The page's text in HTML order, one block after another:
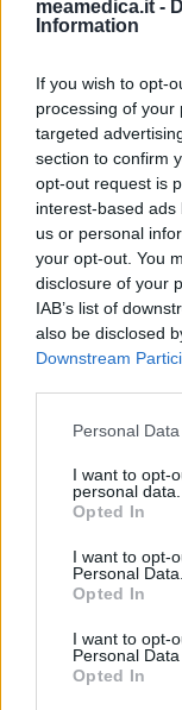
meamedica.it -
Information
If you wish to opt-
processing of your
targeted
section to confirm
opt-out request is
interest-based
us or personal
your opt-out. You
disclosure of your
IAB’s list of
also be disclosed
Downstream
Personal
I want to opt-
personal data.
Opted In
I want to opt-
Personal Data.
Opted In
I want to opt-
Personal
Opted In